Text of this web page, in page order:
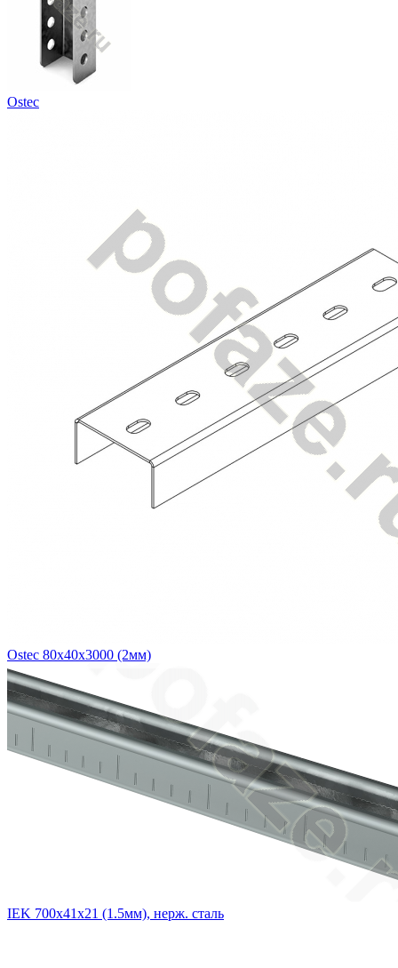
Ostec
Ostec 80х40х3000 (2мм)
IEK 700х41х21 (1.5мм), нерж. сталь